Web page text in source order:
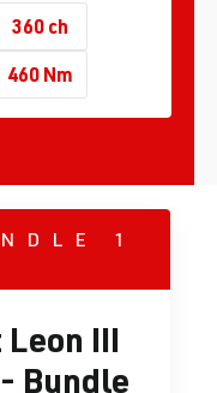
360 ch
460 Nm
1
III
Bundle